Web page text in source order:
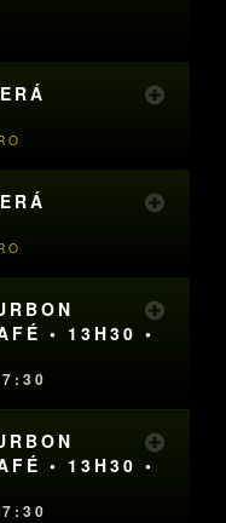
• 13H30 •
• 13H30 •